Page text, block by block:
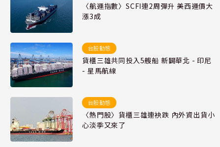
〈航運指數〉SCFI連2周彈升 美西運價大
漲3成
台股動態
貨櫃三雄共同投入5艘船 新闢華北 - 印尼
- 星馬航線
台股動態
〈熱門股〉貨櫃三雄連袂跌 內外資出貨小
心淡季又來了